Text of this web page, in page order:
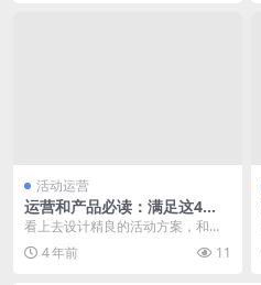
活动运营
运营和产品必读：满足这4
点，没有什么活动做不好
看上去设计精良的活动方案，和产
品端也充分沟通并达成共识，最后
实施却惨不忍睹，懵了...
4 年前 11